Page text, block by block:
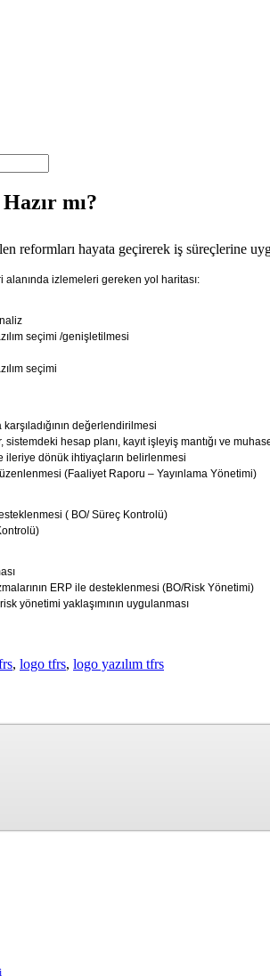
mı?
reformları hayata geçirerek iş süreçlerine
izlemeleri gereken yol haritası:
seçimi /genişletilmesi
seçimi
değerlendirilmesi
hesap planı, kayıt işleyiş mantığı ve
ileriye dönük ihtiyaçların belirlenmesi
(Faaliyet Raporu – Yayınlama Yönetimi)
( BO/ Süreç Kontrolü)
ERP ile desteklenmesi (BO/Risk Yönetimi)
yönetimi yaklaşımının uygulanması
, logo tfrs, logo yazılım tfrs